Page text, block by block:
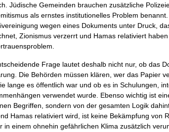
Jüdische Gemeinden brauchen zusätzliche
als ernstes institutionelles Problem
wegen eines Dokuments unter Druck,
Zionismus verzerrt und Hamas relativiert
Frage lautet deshalb nicht nur, ob das
Die Behörden müssen klären, wer das Papier
lange es öffentlich war und ob es in Schulungen,
verwendet wurde. Ebenso wichtig ist
Begriffen, sondern von der gesamten Logik
Hamas relativiert wird, ist keine Bekämpfung von
in einem ohnehin gefährlichen Klima zusätzlich